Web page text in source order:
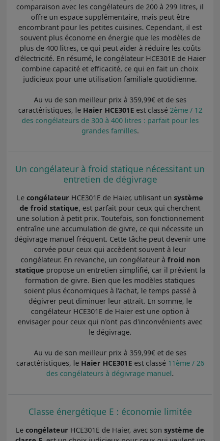
comparaison avec les congélateurs de 200 à 299 litres, il
offre un espace supplémentaire, mais peut être
encombrant pour les petites cuisines. Cependant, il est
souvent plus économe en énergie que les modèles de
plus de 400 litres, ce qui peut aider à réduire les coûts
d'électricité. En résumé, le congélateur HCE301E de Haier
combine capacité et efficacité, ce qui en fait un choix
judicieux pour une utilisation familiale quotidienne.
Au vu de son meilleur prix à 359,99€ et de ses
caractéristiques, le Haier HCE301E est classé 2ème / 12
des congélateurs de 300 à 400 litres : parfait pour les
grandes familles.
Un congélateur à froid statique nécessitant un
entretien de dégivrage
Le congélateur HCE301E de Haier, utilisant un système
de froid statique, est parfait pour ceux qui cherchent
une solution à petit prix. Toutefois, son fonctionnement
entraîne une accumulation de givre, ce qui nécessite un
dégivrage manuel fréquent. Cette tâche peut devenir une
corvée pour ceux qui accèdent souvent à leur
congélateur. En revanche, un congélateur à froid non
statique propose un entretien simplifié, car il prévient la
formation de givre. Bien que les modèles statiques
soient plus économiques à l'achat, le temps passé à
dégivrer peut diminuer leur attrait. En somme, le
congélateur HCE301E de Haier est une option à
envisager pour ceux qui n'ont pas d'inconvénients avec
le dégivrage.
Au vu de son meilleur prix à 359,99€ et de ses
caractéristiques, le Haier HCE301E est classé 11ème / 26
des congélateurs à dégivrage manuel.
Classe énergétique E : économie limitée
Le congélateur HCE301E de Haier, avec son système de